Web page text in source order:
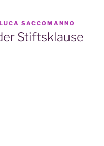
SACCOMANNO
Stiftsklause